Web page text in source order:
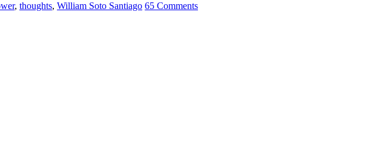
, thoughts, William Soto Santiago 65 Comments